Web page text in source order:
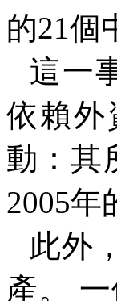
的21個
這一
依賴外
動：其
2005年
此外
產。